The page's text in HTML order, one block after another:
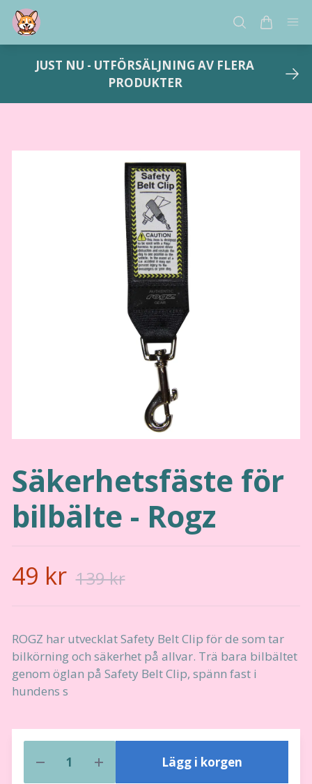
JUST NU - UTFÖRSÄLJNING AV FLERA
PRODUKTER
Säkerhetsfäste för
bilbälte - Rogz
49 kr 139 kr
ROGZ har utvecklat Safety Belt Clip för de som tar
bilkörning och säkerhet på allvar. Trä bara bilbältet
genom öglan på Safety Belt Clip, spänn fast i
hundens s
Lägg i korgen